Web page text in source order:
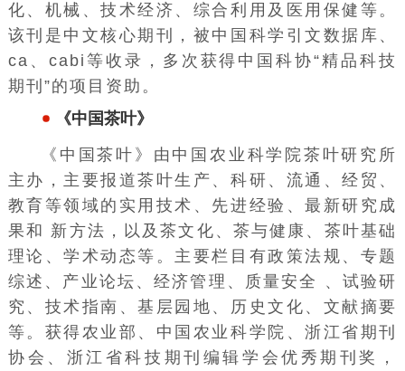
化、机械、技术经济、综合利用及医用保健等。
该刊是中文核心期刊，被中国科学引文数据库、
ca、cabi等收录，多次获得中国科协“精品科技
期刊”的项目资助。
《中国茶叶》
《 中国茶叶 》由中国农业科学院茶叶研究所
主办，主要报道茶叶生产、科研、流通、经贸、
教育等领域的实用技术、先进经验、最新研究成
果和 新方法，以及茶文化、茶与健康、茶叶基础
理论、学术动态等。主要栏目有政策法规、专题
综述、产业论坛、经济管理、质量安全 、试验研
究、技术指南、基层园地、历史文化、文献摘要
等。获得农业部、 中国农业科学院 、浙江省期刊
协会、浙江省科技期刊编辑学会优秀期刊奖，